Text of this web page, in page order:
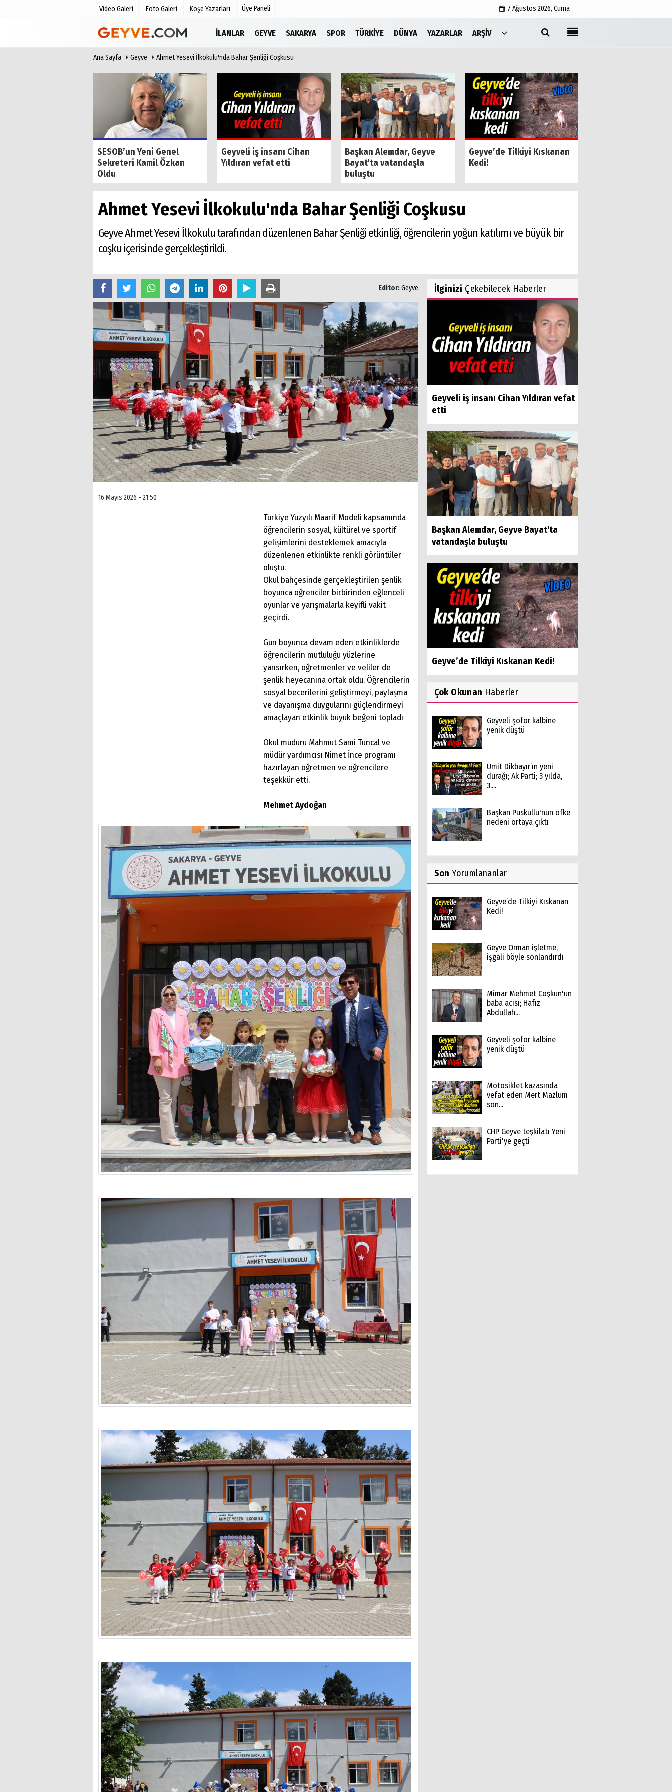
Video Galeri Foto Galeri Köşe Yazarları Üye Paneli 7 Ağustos 2026, Cuma
İLANLAR GEYVE SAKARYA SPOR TÜRKIYE DÜNYA YAZARLAR ARŞIV
Anketler
Biyografiler
Video Galeri
Foto Galeri
Etkinlikler
Medyabar.com
Künye
İletişim
Ana Sayfa Geyve Ahmet Yesevi İlkokulu'nda Bahar Şenliği Coşkusu
SESOB’un Yeni Genel
Sekreteri Kamil Özkan
Oldu
Geyveli iş insanı Cihan
Yıldıran vefat etti
Başkan Alemdar, Geyve
Bayat'ta vatandaşla
buluştu
Geyve’de Tilkiyi Kıskanan
Kedi!
Ahmet Yesevi İlkokulu'nda Bahar Şenliği Coşkusu
Geyve Ahmet Yesevi İlkokulu tarafından düzenlenen Bahar Şenliği etkinliği, öğrencilerin yoğun katılımı ve büyük bir
coşku içerisinde gerçekleştirildi.
Editor:Geyve
16 Mayıs 2026 - 21:50
Türkiye Yüzyılı Maarif Modeli kapsamında
öğrencilerin sosyal, kültürel ve sportif
gelişimlerini desteklemek amacıyla
düzenlenen etkinlikte renkli görüntüler
oluştu.
Okul bahçesinde gerçekleştirilen şenlik
boyunca öğrenciler birbirinden eğlenceli
oyunlar ve yarışmalarla keyifli vakit
geçirdi.
Gün boyunca devam eden etkinliklerde
öğrencilerin mutluluğu yüzlerine
yansırken, öğretmenler ve veliler de
şenlik heyecanına ortak oldu. Öğrencilerin
sosyal becerilerini geliştirmeyi, paylaşma
ve dayanışma duygularını güçlendirmeyi
amaçlayan etkinlik büyük beğeni topladı
Okul müdürü Mahmut Sami Tuncal ve
müdür yardımcısı Nimet İnce programı
hazırlayan öğretmen ve öğrencilere
teşekkür etti.
Mehmet Aydoğan
İlginizi Çekebilecek Haberler
Geyveli iş insanı Cihan Yıldıran vefat
etti
Başkan Alemdar, Geyve Bayat'ta
vatandaşla buluştu
Geyve’de Tilkiyi Kıskanan Kedi!
Çok Okunan Haberler
Geyveli şoför kalbine
yenik düştü
Ümit Dikbayır’ın yeni
durağı; Ak Parti; 3 yılda,
3....
Başkan Püsküllü'nün öfke
nedeni ortaya çıktı
Son Yorumlananlar
Geyve’de Tilkiyi Kıskanan
Kedi!
Geyve Orman işletme,
işgali böyle sonlandırdı
Mimar Mehmet Coşkun'un
baba acısı; Hafız
Abdullah...
Geyveli şoför kalbine
yenik düştü
Motosiklet kazasında
vefat eden Mert Mazlum
son...
CHP Geyve teşkilatı Yeni
Parti'ye geçti